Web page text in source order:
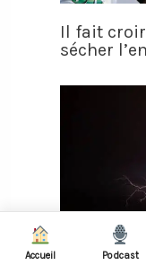
Il fait
sécher
Accueil Podcast